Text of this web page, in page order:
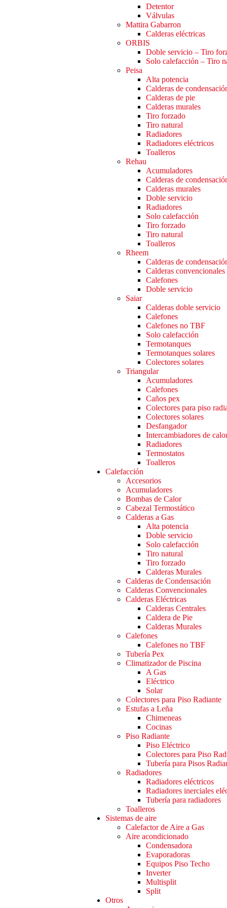
Detentor
Válvulas
Mattira Gabarron
Calderas eléctricas
ORBIS
Doble servicio – Tiro
Solo calefacción – Tiro
Peisa
Alta potencia
Calderas de
Calderas de pie
Calderas murales
Tiro forzado
Tiro natural
Radiadores
Radiadores eléctricos
Toalleros
Rehau
Acumuladores
Calderas de
Calderas murales
Doble servicio
Radiadores
Solo calefacción
Tiro forzado
Tiro natural
Toalleros
Rheem
Calderas de
Calderas convencionales
Calefones
Doble servicio
Saiar
Calderas doble servicio
Calefones
Calefones no TBF
Solo calefacción
Termotanques
Termotanques solares
Colectores solares
Triangular
Acumuladores
Calefones
Caños pex
Colectores para piso
Colectores solares
Desfangador
Intercambiadores de
Radiadores
Termostatos
Toalleros
Calefacción
Accesorios
Acumuladores
Bombas de Calor
Cabezal Termostático
Calderas a Gas
Alta potencia
Doble servicio
Solo calefacción
Tiro natural
Tiro forzado
Calderas Murales
Calderas de Condensación
Calderas Convencionales
Calderas Eléctricas
Calderas Centrales
Caldera de Pie
Calderas Murales
Calefones
Calefones no TBF
Tubería Pex
Climatizador de Piscina
A Gas
Eléctrico
Solar
Colectores para Piso Radiante
Estufas a Leña
Chimeneas
Cocinas
Piso Radiante
Piso Eléctrico
Colectores para Piso
Tubería para Pisos
Radiadores
Radiadores eléctricos
Radiadores inerciales
Tubería para radiadores
Toalleros
Sistemas de aire
Calefactor de Aire a Gas
Aire acondicionado
Condensadora
Evaporadoras
Equipos Piso Techo
Inverter
Multisplit
Split
Otros